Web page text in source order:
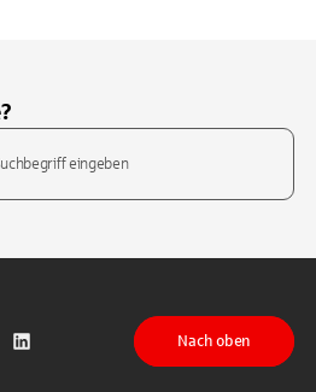
Instagram
auf TikTok
Sparkasse auf LinkedIn
Nach oben